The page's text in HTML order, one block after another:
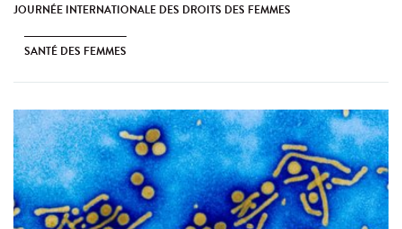
JOURNÉE INTERNATIONALE DES DROITS DES FEMMES
SANTÉ DES FEMMES